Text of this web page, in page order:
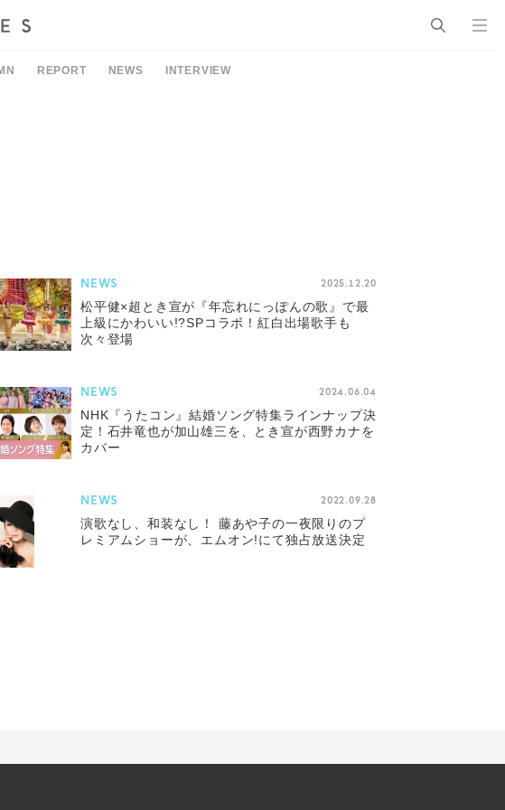
REPORT NEWS INTERVIEW
NEWS 2025.12.20
松平健×超とき宣が『年忘れにっぽんの歌』で最
上級にかわいい!?SPコラボ！紅白出場歌手も
次々登場
NEWS 2024.06.04
NHK『うたコン』結婚ソング特集ラインナップ決
定！石井竜也が加山雄三を、とき宣が西野カナを
カバー
NEWS 2022.09.28
演歌なし、和装なし！ 藤あや子の一夜限りのプ
レミアムショーが、エムオン!にて独占放送決定